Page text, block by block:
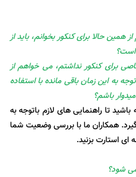
حالا برای کنکور بخوانم، باید از
است؟
برای کنکور نداشتم، می خواهم از
به این زمان باقی مانده با استفاده
باشم؟
تا راهنمایی های لازم باتوجه به
همکاران ما با بررسی وضعیت شما
ای استارت بزنید.
می شود؟